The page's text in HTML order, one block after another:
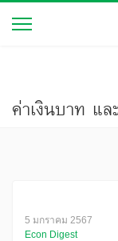
5 มกราคม 2567
Econ Digest